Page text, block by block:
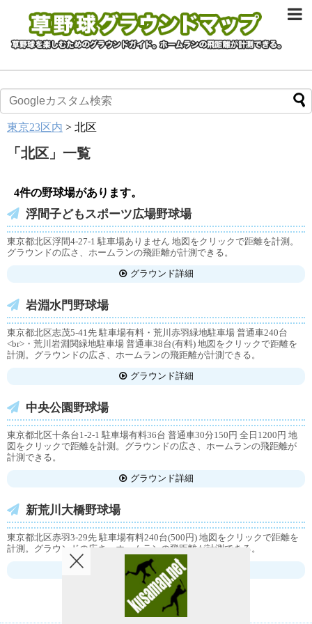
東京23区内 > 北区
「 北区 」 一覧
4件の野球場があります。
浮間子どもスポーツ広場野球場
東京都北区浮間4-27-1 駐車場ありません 地図をクリックで距離を計測。
グラウンドの広さ、ホームランの飛距離が計測できる。
グラウンド詳細
岩淵水門野球場
東京都北区志茂5-41先 駐車場有料・荒川赤羽緑地駐車場 普通車240台
<br>・荒川岩淵関緑地駐車場 普通車38台(有料) 地図をクリックで距離を
計測。グラウンドの広さ、ホームランの飛距離が計測できる。
グラウンド詳細
中央公園野球場
東京都北区十条台1-2-1 駐車場有料36台 普通車30分150円 全日1200円 地
図をクリックで距離を計測。グラウンドの広さ、ホームランの飛距離が
計測できる。
グラウンド詳細
新荒川大橋野球場
東京都北区赤羽3-29先 駐車場有料240台(500円) 地図をクリックで距離を
計測。グラウンドの広さ、ホームランの飛距離が計測できる。
グラウンド詳細